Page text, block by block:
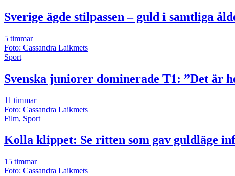
Sverige ägde stilpassen – guld i samtliga
5 timmar
Foto: Cassandra Laikmets
Sport
Svenska juniorer dominerade T1: ”Det är
11 timmar
Foto: Cassandra Laikmets
Film, Sport
Kolla klippet: Se ritten som gav guldläge
15 timmar
Foto: Cassandra Laikmets